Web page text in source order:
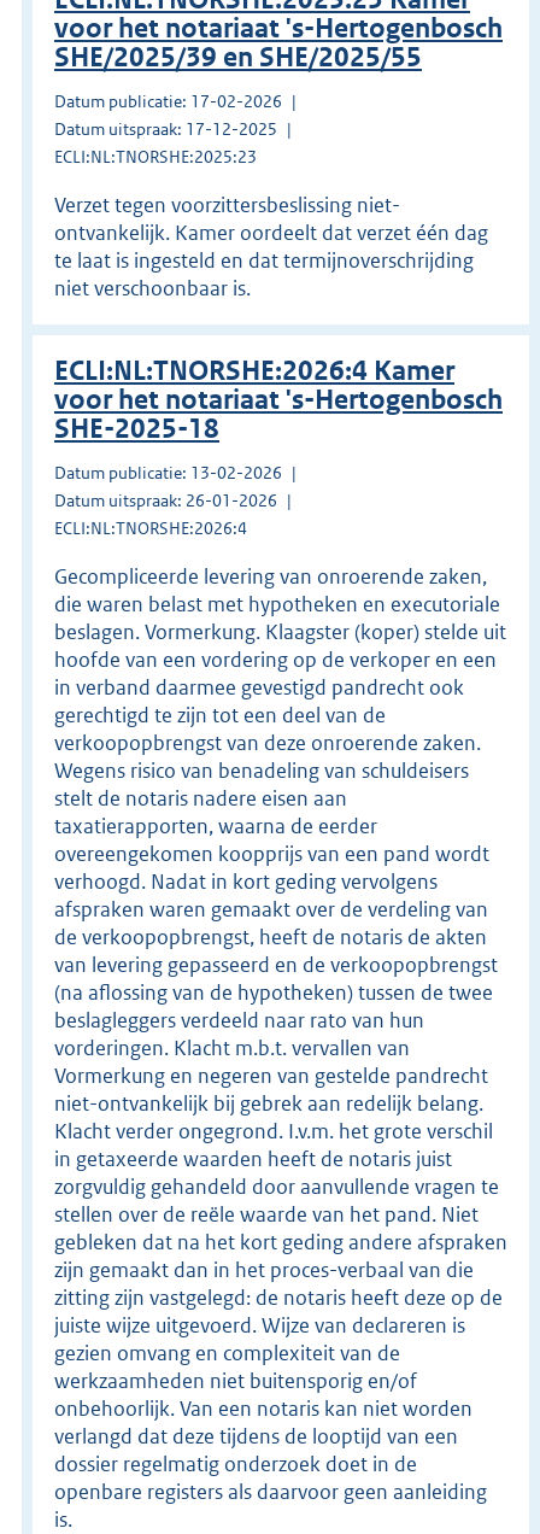
voor het notariaat 's-Hertogenbosch
SHE/2025/39 en SHE/2025/55
Datum publicatie: 17-02-2026
Datum uitspraak: 17-12-2025
ECLI:NL:TNORSHE:2025:23
Verzet tegen voorzittersbeslissing niet-
ontvankelijk. Kamer oordeelt dat verzet één dag
te laat is ingesteld en dat termijnoverschrijding
niet verschoonbaar is.
ECLI:NL:TNORSHE:2026:4 Kamer
voor het notariaat 's-Hertogenbosch
SHE-2025-18
Datum publicatie: 13-02-2026
Datum uitspraak: 26-01-2026
ECLI:NL:TNORSHE:2026:4
Gecompliceerde levering van onroerende zaken,
die waren belast met hypotheken en executoriale
beslagen. Vormerkung. Klaagster (koper) stelde uit
hoofde van een vordering op de verkoper en een
in verband daarmee gevestigd pandrecht ook
gerechtigd te zijn tot een deel van de
verkoopopbrengst van deze onroerende zaken.
Wegens risico van benadeling van schuldeisers
stelt de notaris nadere eisen aan
taxatierapporten, waarna de eerder
overeengekomen koopprijs van een pand wordt
verhoogd. Nadat in kort geding vervolgens
afspraken waren gemaakt over de verdeling van
de verkoopopbrengst, heeft de notaris de akten
van levering gepasseerd en de verkoopopbrengst
(na aflossing van de hypotheken) tussen de twee
beslagleggers verdeeld naar rato van hun
vorderingen. Klacht m.b.t. vervallen van
Vormerkung en negeren van gestelde pandrecht
niet-ontvankelijk bij gebrek aan redelijk belang.
Klacht verder ongegrond. I.v.m. het grote verschil
in getaxeerde waarden heeft de notaris juist
zorgvuldig gehandeld door aanvullende vragen te
stellen over de reële waarde van het pand. Niet
gebleken dat na het kort geding andere afspraken
zijn gemaakt dan in het proces-verbaal van die
zitting zijn vastgelegd: de notaris heeft deze op de
juiste wijze uitgevoerd. Wijze van declareren is
gezien omvang en complexiteit van de
werkzaamheden niet buitensporig en/of
onbehoorlijk. Van een notaris kan niet worden
verlangd dat deze tijdens de looptijd van een
dossier regelmatig onderzoek doet in de
openbare registers als daarvoor geen aanleiding
is.